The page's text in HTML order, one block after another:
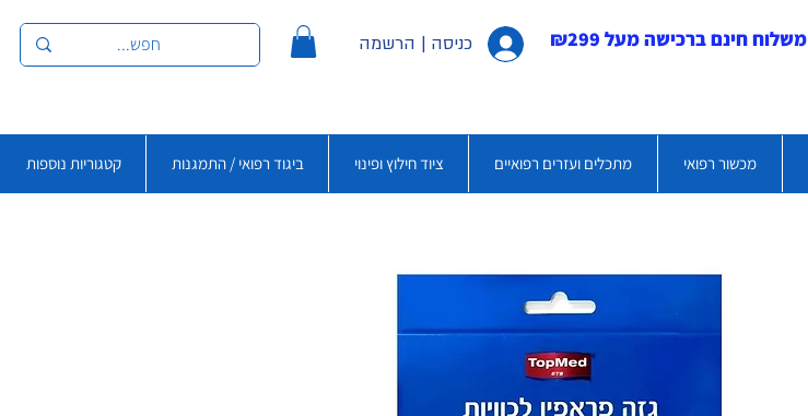
כניסה | הרשמה משלוח חינם ברכישה מעל ₪299
מכשור רפואי מתכלים ועזרים רפואיים ציוד חילוץ ופינוי ביגוד רפואי / התמגנות קטגוריות נוספות